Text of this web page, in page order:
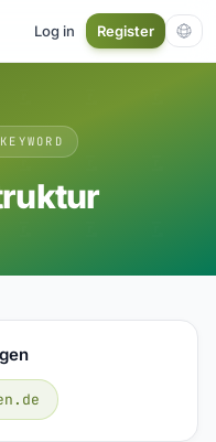
Log in Register